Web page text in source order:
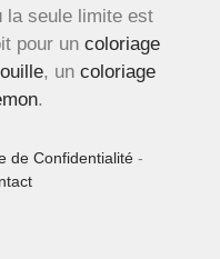
la seule limite est
pour un coloriage
, un coloriage
.
de Confidentialité -